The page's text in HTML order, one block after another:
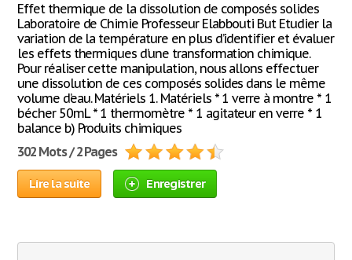
Effet thermique de la dissolution de composés solides
Laboratoire de Chimie Professeur Elabbouti But Etudier la
variation de la température en plus d’identifier et évaluer
les effets thermiques d’une transformation chimique.
Pour réaliser cette manipulation, nous allons effectuer
une dissolution de ces composés solides dans le même
volume d’eau. Matériels 1. Matériels * 1 verre à montre * 1
bécher 50mL * 1 thermomètre * 1 agitateur en verre * 1
balance b) Produits chimiques
302 Mots / 2 Pages
Lire la suite Enregistrer